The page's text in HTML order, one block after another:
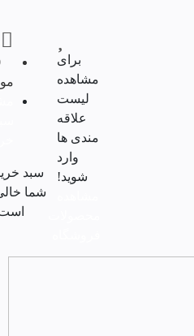
برای
مشاهده
لیست
علاقه
مندی ها
وارد
شوید!
سبد
شما